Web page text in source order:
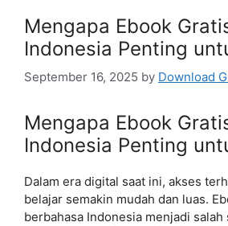
Mengapa Ebook
Indonesia Penting
September 16, 2025 by Download
Mengapa Ebook
Indonesia Penting
Dalam era digital saat ini, akses
belajar semakin mudah dan luas.
berbahasa Indonesia menjadi